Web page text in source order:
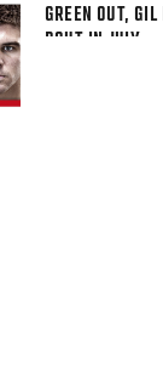
GREEN OUT,
BOUT IN JULY